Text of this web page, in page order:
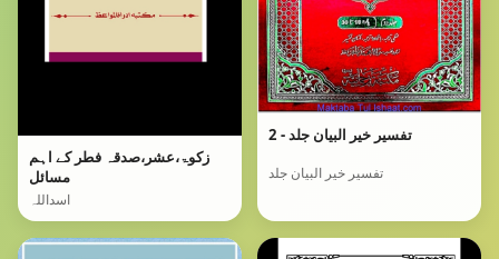
زکوۃ،عشر،صدقہ فطر کے اہم
مسائل
اسداللہ
تفسیر خیر البیان جلد - 2
تفسیر خیر البیان جلد